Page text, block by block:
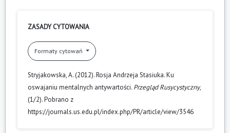
ZASADY CYTOWANIA
Formaty cytowań
Stryjakowska, A. (2012). Rosja Andrzeja Stasiuka. Ku
oswajaniu mentalnych antywartości. Przegląd Rusycystyczny,
(1/2). Pobrano z
https://journals.us.edu.pl/index.php/PR/article/view/3546